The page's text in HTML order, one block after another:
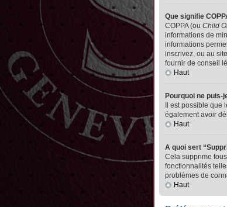
Que signifie
COPPA (ou Child
informations de
informations
inscrivez, ou au
fournir de conseil
Haut
Pourquoi ne puis-
Il est possible
également avoir
Haut
A quoi sert
Cela supprime
fonctionnalités
problèmes de
Haut